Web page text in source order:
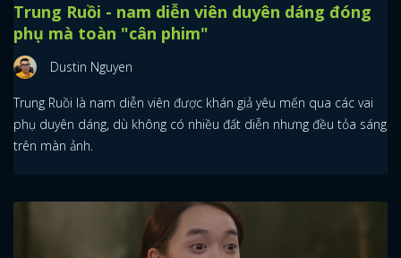
Trung Ruồi - nam diễn viên duyên dáng đóng
phụ mà toàn "cân phim"
Dustin Nguyen
Trung Ruồi là nam diễn viên được khán giả yêu mến qua các vai
phụ duyên dáng, dù không có nhiều đất diễn nhưng đều tỏa sáng
trên màn ảnh.